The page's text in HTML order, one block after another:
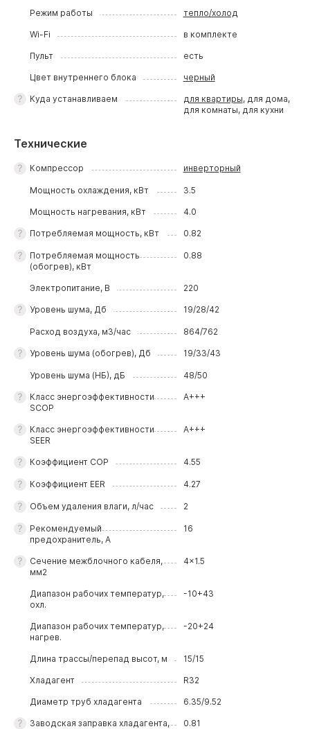
Режим работы тепло/холод
Wi-Fi в комплекте
Пульт есть
Цвет внутреннего блока черный
Куда устанавливаем для квартиры, для дома,
для комнаты, для кухни
Технические
Компрессор инверторный
Мощность охлаждения, кВт 3.5
Мощность нагревания, кВт 4.0
Потребляемая мощность, кВт 0.82
Потребляемая мощность
(обогрев), кВт
0.88
Электропитание, В 220
Уровень шума, Дб 19/28/42
Расход воздуха, м3/час 864/762
Уровень шума (обогрев), Дб 19/33/43
Уровень шума (НБ), дБ 48/50
Класс энергоэффективности
SCOP
A+++
Класс энергоэффективности
SEER
A+++
Коэффициeнт COP 4.55
Коэффициeнт EER 4.27
Объем удаления влаги, л/час 2
Рекомендуемый
предохранитель, А
16
Сечение межблочного кабеля,
мм2
4x1.5
Диапазон рабочих температур,
охл.
-10+43
Диапазон рабочих температур,
нагрев.
-20+24
Длина трассы/перепад высот, м 15/15
Хладагент R32
Диаметр труб хладагента 6.35/9.52
Заводская заправка хладагента, 0.81